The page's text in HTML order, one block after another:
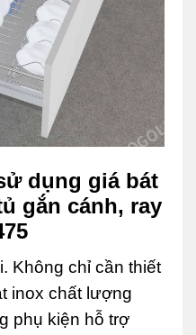
dụng giá bát
gắn cánh, ray
Không chỉ cần thiết
inox chất lượng
phụ kiện hỗ trợ